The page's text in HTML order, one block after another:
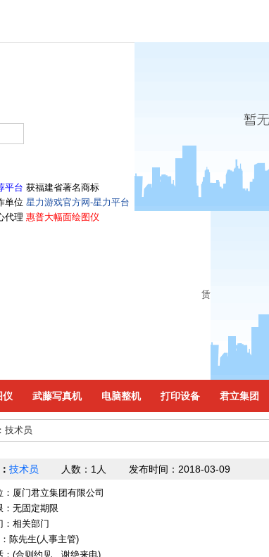
赁
平台 获福建省著名商标
单位 星力游戏官方网-星力平台
代理 惠普大幅面绘图仪
仪 武藤写真机 电脑整机 打印设备 君立集团
技术员
技术员 人数： 1人 发布时间： 2018-03-09
：厦门君立集团有限公司
：无固定期限
：相关部门
陈先生(人事主管)
：(合则约见、谢绝来电)